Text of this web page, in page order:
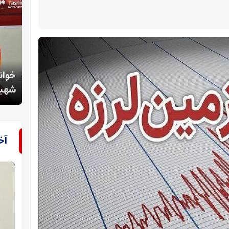
خوانش عاشورایی آیت‌الله معلمی از تشییع رهبر
شهید؛ بازتولید قدرت ایران
در